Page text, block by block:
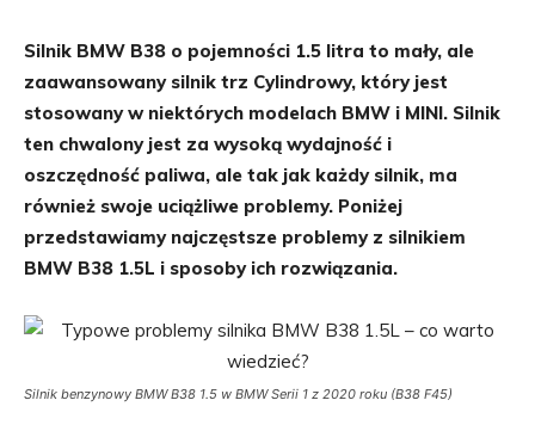
Silnik BMW B38 o pojemności 1.5 litra to mały, ale
zaawansowany silnik trz Cylindrowy, który jest
stosowany w niektórych modelach BMW i MINI. Silnik
ten chwalony jest za wysoką wydajność i
oszczędność paliwa, ale tak jak każdy silnik, ma
również swoje uciążliwe problemy. Poniżej
przedstawiamy najczęstsze problemy z silnikiem
BMW B38 1.5L i sposoby ich rozwiązania.
Silnik benzynowy BMW B38 1.5 w BMW Serii 1 z 2020 roku (B38 F45)